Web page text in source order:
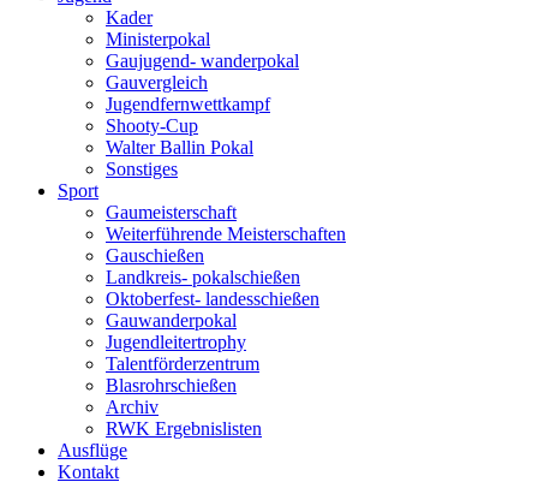
Kader
Ministerpokal
Gaujugend- wanderpokal
Gauvergleich
Jugendfernwettkampf
Shooty-Cup
Walter Ballin Pokal
Sonstiges
Sport
Gaumeisterschaft
Weiterführende Meisterschaften
Gauschießen
Landkreis- pokalschießen
Oktoberfest- landesschießen
Gauwanderpokal
Jugendleitertrophy
Talentförderzentrum
Blasrohrschießen
Archiv
RWK Ergebnislisten
Ausflüge
Kontakt